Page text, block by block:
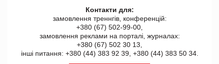
Контакти для:
замовлення треннгів, конференцій:
+380 (67) 502-99-00,
замовлення реклами на порталі, журналах:
+380 (67) 502 30 13,
інші питання: +380 (44) 383 92 39, +380 (44) 383 50 34.